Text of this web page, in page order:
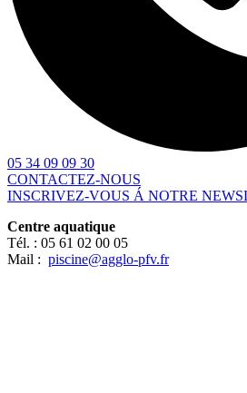
05 34 09 09 30
CONTACTEZ-NOUS
INSCRIVEZ-VOUS Á NOTRE
Centre aquatique
Tél. : 05 61 02 00 05
Mail : piscine@agglo-pfv.fr